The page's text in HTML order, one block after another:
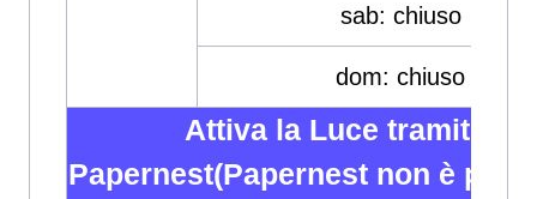
Attiva la Luce tramite
Papernest(Papernest non è
sab: chiuso
dom: chiuso